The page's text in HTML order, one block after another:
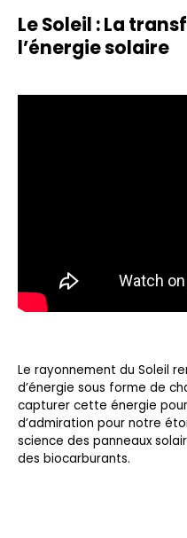
Le Soleil : La
l’énergie solaire
Le rayonnement du Soleil
d’énergie sous forme de
capturer cette énergie pour
d’admiration pour notre
science des panneaux
des biocarburants.